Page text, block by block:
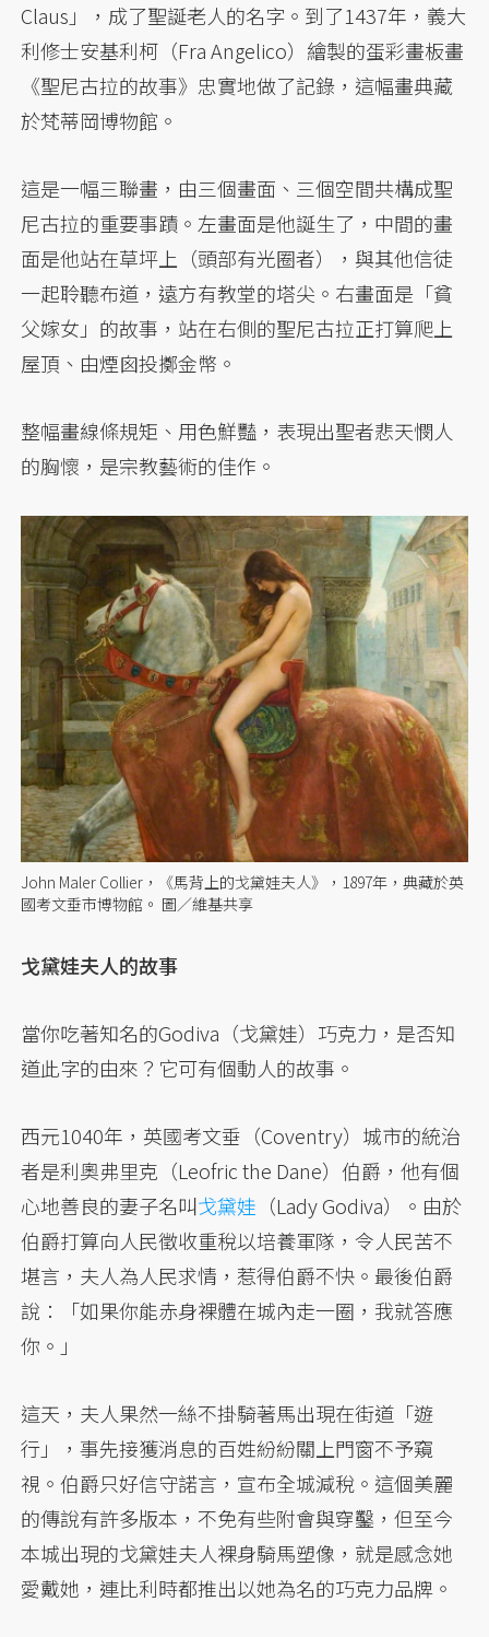
Claus」，成了聖誕老人的名字。到了1437年，義大
利修士安基利柯（Fra Angelico）繪製的蛋彩畫板畫
《聖尼古拉的故事》忠實地做了記錄，這幅畫典藏
於梵蒂岡博物館。
這是一幅三聯畫，由三個畫面、三個空間共構成聖
尼古拉的重要事蹟。左畫面是他誕生了，中間的畫
面是他站在草坪上（頭部有光圈者），與其他信徒
一起聆聽布道，遠方有教堂的塔尖。右畫面是「貧
父嫁女」的故事，站在右側的聖尼古拉正打算爬上
屋頂、由煙囪投擲金幣。
整幅畫線條規矩、用色鮮豔，表現出聖者悲天憫人
的胸懷，是宗教藝術的佳作。
John Maler Collier，《馬背上的戈黛娃夫人》，1897年，典藏於英
國考文垂市博物館。 圖／維基共享
戈黛娃夫人的故事
當你吃著知名的Godiva（戈黛娃）巧克力，是否知
道此字的由來？它可有個動人的故事。
西元1040年，英國考文垂（Coventry）城市的統治
者是利奧弗里克（Leofric the Dane）伯爵，他有個
心地善良的妻子名叫戈黛娃 （Lady Godiva）。由於
伯爵打算向人民徵收重稅以培養軍隊，令人民苦不
堪言，夫人為人民求情，惹得伯爵不快。最後伯爵
說：「如果你能赤身裸體在城內走一圈，我就答應
你。」
這天，夫人果然一絲不掛騎著馬出現在街道「遊
行」，事先接獲消息的百姓紛紛關上門窗不予窺
視。伯爵只好信守諾言，宣布全城減稅。這個美麗
的傳說有許多版本，不免有些附會與穿鑿，但至今
本城出現的戈黛娃夫人裸身騎馬塑像，就是感念她
愛戴她，連比利時都推出以她為名的巧克力品牌。